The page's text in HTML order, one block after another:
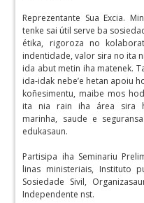
Reprezentante Sua Excia.
tenke sai útil serve ba
étika, rigoroza no
indentidade, valor sira no ita
ida abut metin iha matenek.
ida-idak nebe’e hetan apoiu
koñesimentu, maibe mos
ita nia rain iha área sira
marinha, saude e
edukasaun.
Partisipa iha Seminariu
linas ministeriais, Instituto
Sosiedade Sivil,
Independente nst.